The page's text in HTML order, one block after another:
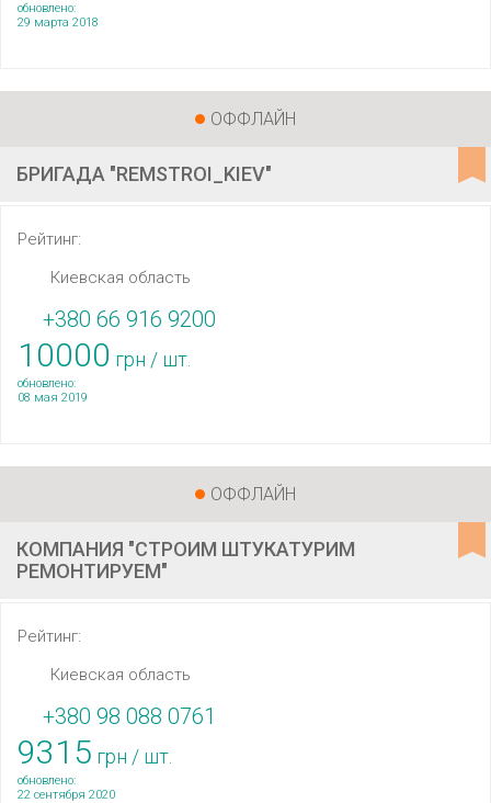
обновлено:
29 марта 2018
ОФФЛАЙН
БРИГАДА "REMSTROI_KIEV"
Рейтинг:
Киевская область
+380 66 916 9200
10000 грн / шт.
обновлено:
08 мая 2019
ОФФЛАЙН
КОМПАНИЯ "СТРОИМ ШТУКАТУРИМ
РЕМОНТИРУЕМ"
Рейтинг:
Киевская область
+380 98 088 0761
9315 грн / шт.
обновлено:
22 сентября 2020